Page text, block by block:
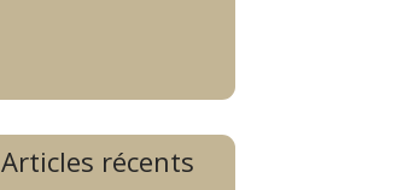
Articles récents